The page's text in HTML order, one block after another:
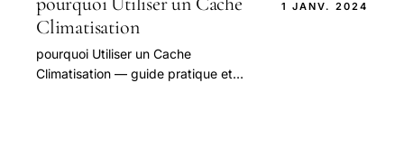
Climatisation
pourquoi Utiliser un Cache
Climatisation — guide pratique et
1 JANV. 2024